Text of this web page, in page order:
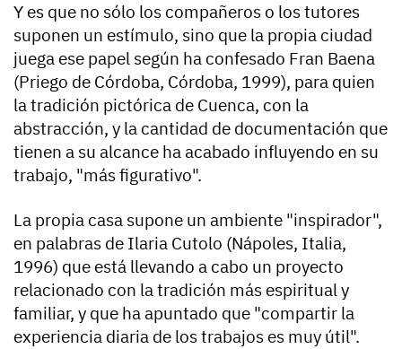
Y es que no sólo los compañeros o los tutores
suponen un estímulo, sino que la propia ciudad
juega ese papel según ha confesado Fran Baena
(Priego de Córdoba, Córdoba, 1999), para quien
la tradición pictórica de Cuenca, con la
abstracción, y la cantidad de documentación que
tienen a su alcance ha acabado influyendo en su
trabajo, "más figurativo".
La propia casa supone un ambiente "inspirador",
en palabras de Ilaria Cutolo (Nápoles, Italia,
1996) que está llevando a cabo un proyecto
relacionado con la tradición más espiritual y
familiar, y que ha apuntado que "compartir la
experiencia diaria de los trabajos es muy útil".